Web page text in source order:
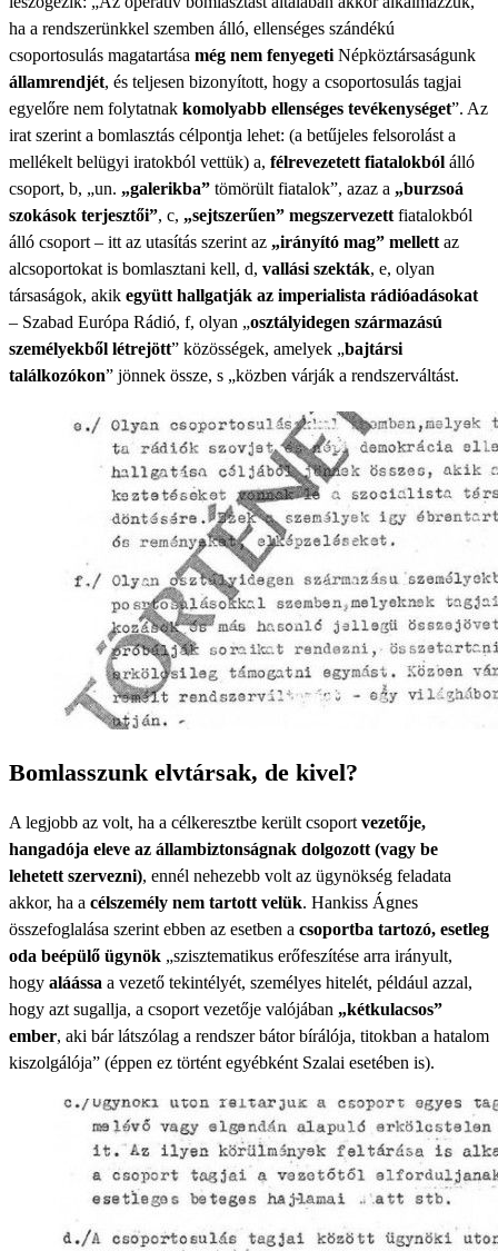
ha a rendszerünkkel szemben álló, ellenséges szándékú
csoportosulás magatartása még nem fenyegeti Népköztársaságunk
államrendjét, és teljesen bizonyított, hogy a csoportosulás tagjai
egyelőre nem folytatnak komolyabb ellenséges tevékenységet”. Az
irat szerint a bomlasztás célpontja lehet: (a betűjeles felsorolást a
mellékelt belügyi iratokból vettük) a, félrevezetett fiatalokból álló
csoport, b, „un. „galerikba” tömörült fiatalok”, azaz a „burzsoá
szokások terjesztői”, c, „sejtszerűen” megszervezett fiatalokból
álló csoport – itt az utasítás szerint az „irányító mag” mellett az
alcsoportokat is bomlasztani kell, d, vallási szekták, e, olyan
társaságok, akik együtt hallgatják az imperialista rádióadásokat
– Szabad Európa Rádió, f, olyan „osztályidegen származású
személyekből létrejött” közösségek, amelyek „bajtársi
találkozókon” jönnek össze, s „közben várják a rendszerváltást.
Bomlasszunk elvtársak, de kivel?
A legjobb az volt, ha a célkeresztbe került csoport vezetője,
hangadója eleve az állambiztonságnak dolgozott (vagy be
lehetett szervezni), ennél nehezebb volt az ügynökség feladata
akkor, ha a célszemély nem tartott velük. Hankiss Ágnes
összefoglalása szerint ebben az esetben a csoportba tartozó, esetleg
oda beépülő ügynök „szisztematikus erőfeszítése arra irányult,
hogy aláássa a vezető tekintélyét, személyes hitelét, például azzal,
hogy azt sugallja, a csoport vezetője valójában „kétkulacsos”
ember, aki bár látszólag a rendszer bátor bírálója, titokban a hatalom
kiszolgálója” (éppen ez történt egyébként Szalai esetében is).